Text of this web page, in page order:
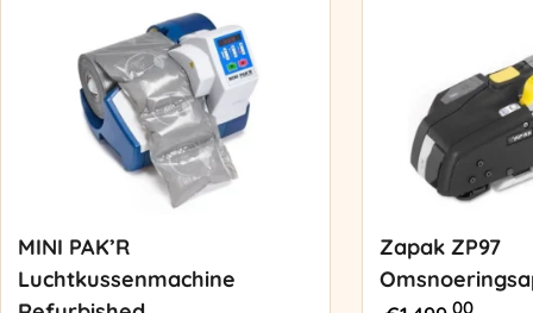
MINI PAK’R
Luchtkussenmachine
Zapak ZP97
00